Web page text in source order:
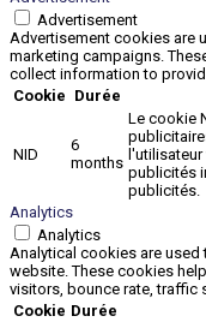
Advertisement
Advertisement cookies are
marketing campaigns.
collect information to
Cookie Durée
NID
6
months
Le cookie
publicités
publicités.
Analytics
Analytics
Analytical cookies are
website. These cookies
visitors, bounce rate, traffic
Cookie Durée